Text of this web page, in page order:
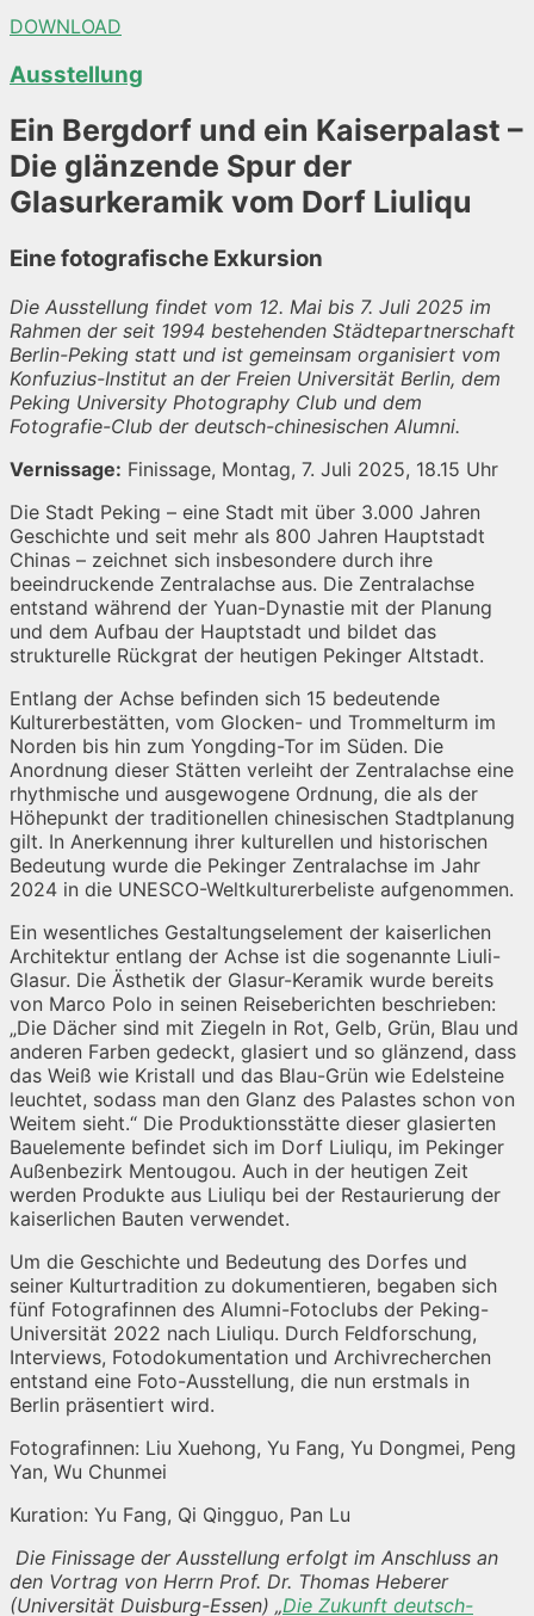
DOWNLOAD
Ausstellung
Ein Bergdorf und ein Kaiserpalast –
Die glänzende Spur der
Glasurkeramik vom Dorf Liuliqu
Eine fotografische Exkursion
Die Ausstellung findet vom 12. Mai bis 7. Juli 2025 im
Rahmen der seit 1994 bestehenden Städtepartnerschaft
Berlin-Peking statt und ist gemeinsam organisiert vom
Konfuzius-Institut an der Freien Universität Berlin, dem
Peking University Photography Club und dem
Fotografie-Club der deutsch-chinesischen Alumni.
Vernissage: Finissage, Montag, 7. Juli 2025, 18.15 Uhr
Die Stadt Peking – eine Stadt mit über 3.000 Jahren
Geschichte und seit mehr als 800 Jahren Hauptstadt
Chinas – zeichnet sich insbesondere durch ihre
beeindruckende Zentralachse aus. Die Zentralachse
entstand während der Yuan-Dynastie mit der Planung
und dem Aufbau der Hauptstadt und bildet das
strukturelle Rückgrat der heutigen Pekinger Altstadt.
Entlang der Achse befinden sich 15 bedeutende
Kulturerbestätten, vom Glocken- und Trommelturm im
Norden bis hin zum Yongding-Tor im Süden. Die
Anordnung dieser Stätten verleiht der Zentralachse eine
rhythmische und ausgewogene Ordnung, die als der
Höhepunkt der traditionellen chinesischen Stadtplanung
gilt. In Anerkennung ihrer kulturellen und historischen
Bedeutung wurde die Pekinger Zentralachse im Jahr
2024 in die UNESCO-Weltkulturerbeliste aufgenommen.
Ein wesentliches Gestaltungselement der kaiserlichen
Architektur entlang der Achse ist die sogenannte Liuli-
Glasur. Die Ästhetik der Glasur-Keramik wurde bereits
von Marco Polo in seinen Reiseberichten beschrieben:
„Die Dächer sind mit Ziegeln in Rot, Gelb, Grün, Blau und
anderen Farben gedeckt, glasiert und so glänzend, dass
das Weiß wie Kristall und das Blau-Grün wie Edelsteine
leuchtet, sodass man den Glanz des Palastes schon von
Weitem sieht.“ Die Produktionsstätte dieser glasierten
Bauelemente befindet sich im Dorf Liuliqu, im Pekinger
Außenbezirk Mentougou. Auch in der heutigen Zeit
werden Produkte aus Liuliqu bei der Restaurierung der
kaiserlichen Bauten verwendet.
Um die Geschichte und Bedeutung des Dorfes und
seiner Kulturtradition zu dokumentieren, begaben sich
fünf Fotografinnen des Alumni-Fotoclubs der Peking-
Universität 2022 nach Liuliqu. Durch Feldforschung,
Interviews, Fotodokumentation und Archivrecherchen
entstand eine Foto-Ausstellung, die nun erstmals in
Berlin präsentiert wird.
Fotografinnen: Liu Xuehong, Yu Fang, Yu Dongmei, Peng
Yan, Wu Chunmei
Kuration: Yu Fang, Qi Qingguo, Pan Lu
Die Finissage der Ausstellung erfolgt im Anschluss an
den Vortrag von Herrn Prof. Dr. Thomas Heberer
(Universität Duisburg-Essen) „Die Zukunft deutsch-